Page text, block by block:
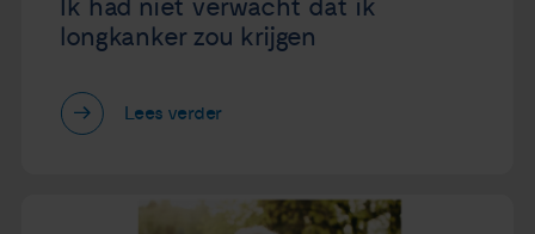
Ik had niet verwacht dat ik
longkanker zou krijgen
Lees verder